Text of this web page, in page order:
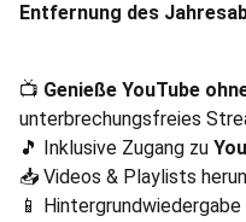
Entfernung des
📺 Genieße YouTube
unterbrechungsfreies
🎵 Inklusive Zugang zu
📥 Videos & Playlists
📱